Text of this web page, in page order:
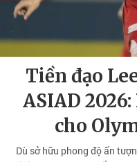
Tiền đạo
ASIAD
cho
Dù sở hữu phong độ ấn